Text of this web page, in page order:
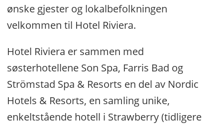
ønske gjester og lokalbefolkningen
velkommen til Hotel Riviera.
Hotel Riviera er sammen med
søsterhotellene Son Spa, Farris Bad og
Strömstad Spa & Resorts en del av Nordic
Hotels & Resorts, en samling unike,
enkeltstående hotell i Strawberry (tidligere